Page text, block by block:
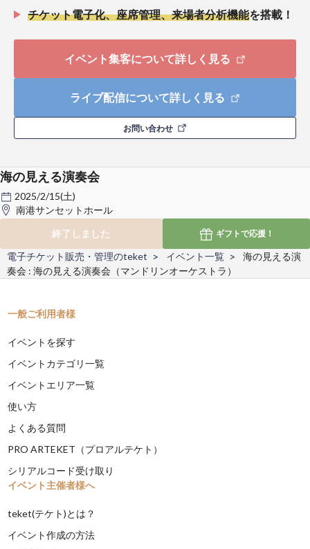
チケット電子化、座席管理、来場者分析機能を搭載！
イベント集客について詳しく見る
ライブ配信について詳しく見る
お問い合わせ
海の見える演奏会
2025/2/15(土)
南港サンセットホール
終了しました
ギフトで応援！
電子チケット販売・管理のteket イベント一覧
海の見える演
奏会 : 海の見える演奏会（マンドリンオーケストラ）
一般ご利用者様
イベントを探す
イベントカテゴリ一覧
イベントエリア一覧
使い方
よくある質問
PRO ARTEKET（プロアルテケト）
シリアルコード受け取り
イベント主催者様へ
teket(テケト)とは？
イベント作成の方法